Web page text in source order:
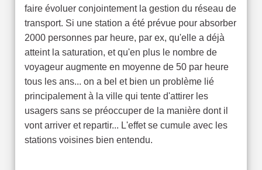
faire évoluer conjointement la gestion du réseau de
transport. Si une station a été prévue pour absorber
2000 personnes par heure, par ex, qu'elle a déjà
atteint la saturation, et qu'en plus le nombre de
voyageur augmente en moyenne de 50 par heure
tous les ans... on a bel et bien un problème lié
principalement à la ville qui tente d'attirer les
usagers sans se préoccuper de la manière dont il
vont arriver et repartir... L'effet se cumule avec les
stations voisines bien entendu.